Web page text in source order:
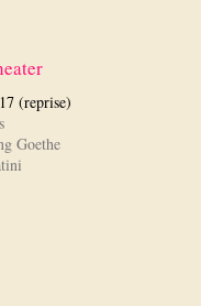
(reprise)
Goethe